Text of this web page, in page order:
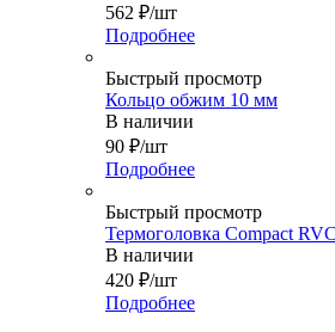
562 ₽/шт
Подробнее
Быстрый просмотр
Кольцо обжим 10 мм
В наличии
90 ₽/шт
Подробнее
Быстрый просмотр
Термоголовка Compact
В наличии
420 ₽/шт
Подробнее